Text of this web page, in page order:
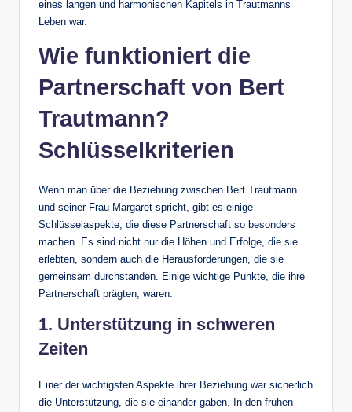
eines langen und harmonischen Kapitels in Trautmanns
Leben war.
Wie funktioniert die
Partnerschaft von Bert
Trautmann?
Schlüsselkriterien
Wenn man über die Beziehung zwischen Bert Trautmann
und seiner Frau Margaret spricht, gibt es einige
Schlüsselaspekte, die diese Partnerschaft so besonders
machen. Es sind nicht nur die Höhen und Erfolge, die sie
erlebten, sondern auch die Herausforderungen, die sie
gemeinsam durchstanden. Einige wichtige Punkte, die ihre
Partnerschaft prägten, waren:
1. Unterstützung in schweren
Zeiten
Einer der wichtigsten Aspekte ihrer Beziehung war sicherlich
die Unterstützung, die sie einander gaben. In den frühen